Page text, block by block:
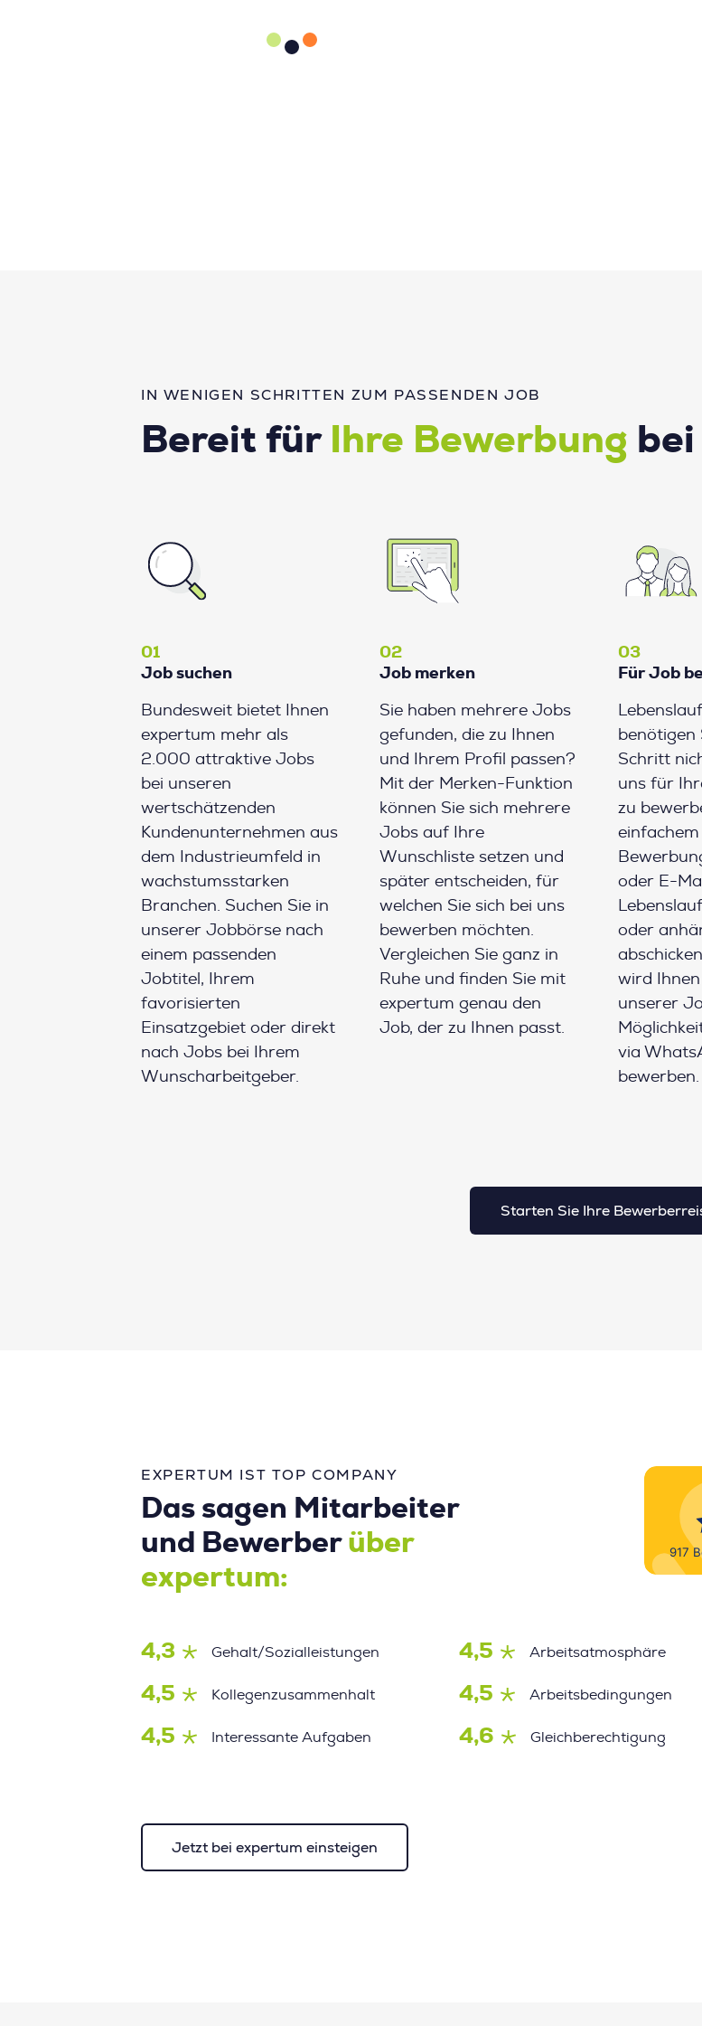
IN WENIGEN SCHRITTEN ZUM PASSENDEN JOB
Bereit für Ihre Bewerbung
01
Job suchen
Bundesweit bietet Ihnen
expertum mehr als
2.000 attraktive Jobs
bei unseren
wertschätzenden
Kundenunternehmen aus
dem Industrieumfeld in
wachstumsstarken
Branchen. Suchen Sie in
unserer Jobbörse nach
einem passenden
Jobtitel, Ihrem
favorisierten
Einsatzgebiet oder direkt
nach Jobs bei Ihrem
Wunscharbeitgeber.
02
Job merken
Sie haben mehrere Jobs
gefunden, die zu Ihnen
und Ihrem Profil passen?
Mit der Merken-Funktion
können Sie sich mehrere
Jobs auf Ihre
Wunschliste setzen und
später entscheiden, für
welchen Sie sich bei uns
bewerben möchten.
Vergleichen Sie ganz in
Ruhe und finden Sie mit
expertum genau den
Job, der zu Ihnen passt.
03
Für Job
benötigen
Schritt
uns für
zu
einfachem
oder E-
oder
wird
unserer
via
bewerben.
Starten Sie Ihre
EXPERTUM IST TOP COMPANY
Das sagen Mitarbeiter
und Bewerber über
expertum:
4,3 Gehalt/Sozialleistungen 4,5 Arbeitsatmosphäre
4,5 Kollegenzusammenhalt 4,5 Arbeitsbedingungen
4,5 Interessante Aufgaben 4,6 Gleichberechtigung
Jetzt bei expertum einsteigen